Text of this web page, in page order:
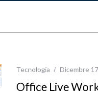
Tecnologia Dicembre
Office Live